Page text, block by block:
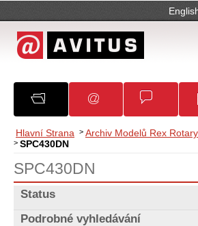
Hlavní Strana > Archiv Modelů Rex
> SPC430DN
SPC430DN
Status
Podrobné vyhledávání